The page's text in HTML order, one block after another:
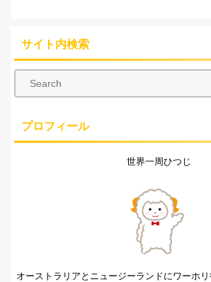
サイト内検索
プロフィール
世界一周ひつじ
オーストラリアとニュージーランドにワーホ